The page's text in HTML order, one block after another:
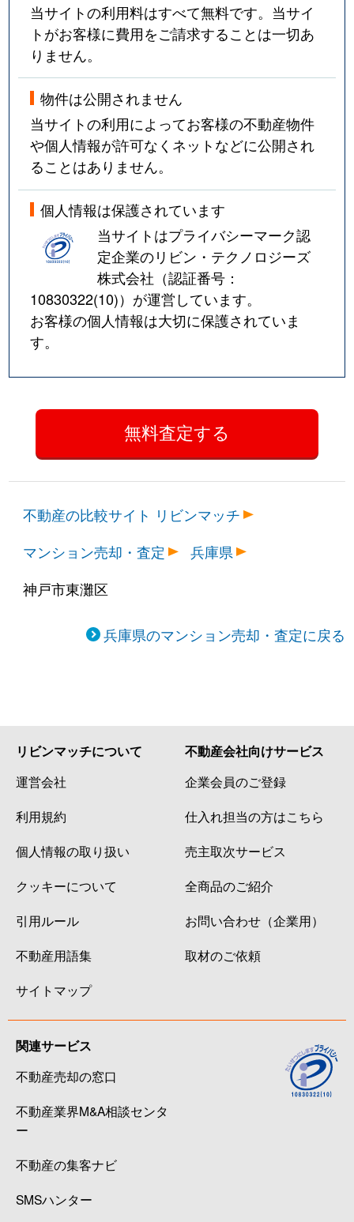
深江北町
4,100万円
深江(兵庫)
深江浜町
深江浜町
1,900万円
深江本町
3,800万円
深江(兵庫)
深江本町
3,400万円
深江本町
4,100万円
深江(兵庫)
深江本町
1,900万円
深江(兵庫)
2,500万円
芦屋(阪神)
深江南町
1,200万円
芦屋(阪神)
3,300万円
深江(兵庫)
深江南町
2,200万円
深江(兵庫)
深江南町
2,800万円
深江(兵庫)
深江南町
3,000万円
深江(兵庫)
深江南町
深江南町
2,000万円
深江(兵庫)
本庄町
4,100万円
甲南山手
本庄町
3,400万円
甲南山手
本庄町
4,600万円
甲南山手
本庄町
3,100万円
深江(兵庫)
本庄町
3,000万円
深江(兵庫)
御影
1,800万円
御影(阪急)
御影(阪急)
御影
御影
御影
3,900万円
御影石町
御影石町
当サイトの利用料はすべて無料です。当サイ
トがお客様に費用をご請求することは一切あ
りません。
物件は公開されません
当サイトの利用によってお客様の不動産物件
や個人情報が許可なくネットなどに公開され
ることはありません。
個人情報は保護されています
当サイトはプライバシーマーク認
定企業のリビン・テクノロジーズ
株式会社（認証番号：
10830322(10)）が運営しています。
お客様の個人情報は大切に保護されていま
す。
不動産の比較サイト リビンマッチ
マンション売却・査定
兵庫県
神戸市東灘区
兵庫県のマンション売却・査定に戻る
リビンマッチについて
運営会社
利用規約
個人情報の取り扱い
クッキーについて
引用ルール
不動産用語集
サイトマップ
不動産会社向けサービス
企業会員のご登録
仕入れ担当の方はこちら
売主取次サービス
全商品のご紹介
お問い合わせ（企業用）
取材のご依頼
関連サービス
不動産売却の窓口
不動産業界M&A相談センタ
ー
不動産の集客ナビ
SMSハンター